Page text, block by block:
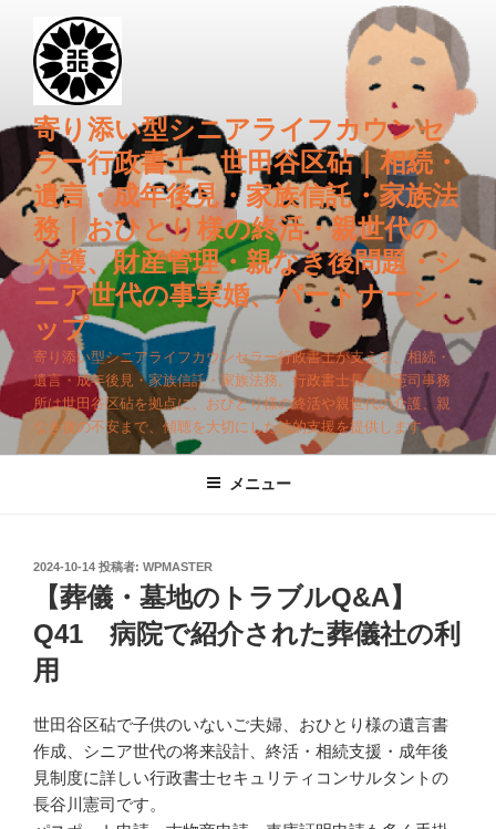
キ
プ
寄り添い型シニアライフカウンセ
ラー行政書士 世田谷区砧｜相続・
遺言・成年後見・家族信託・家族法
務｜おひとり様の終活・親世代の
介護、財産管理・親なき後問題・シ
ニア世代の事実婚、パートナーシ
ップ
寄り添い型シニアライフカウンセラー行政書士が支える、相続・
遺言・成年後見・家族信託・家族法務。行政書士長谷川憲司事務
所は世田谷区砧を拠点に、おひとり様の終活や親世代の介護、親
なき後の不安まで、傾聴を大切にした法的支援を提供します。
メニュー
投
2024-10-14 投稿者: WPMASTER
【葬儀・墓地のトラブルQ&A】
Q41 病院で紹介された葬儀社の利
用
世田谷区砧で子供のいないご夫婦、おひとり様の遺言書
作成、シニア世代の将来設計、終活・相続支援・成年後
見制度に詳しい行政書士セキュリティコンサルタントの
長谷川憲司です。